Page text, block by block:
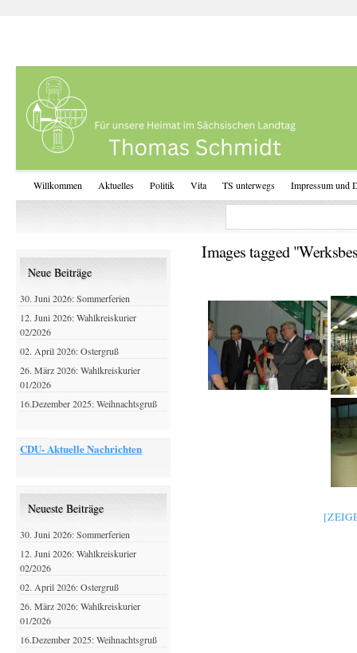
Willkommen Aktuelles Politik Vita TS unterwegs Impressum und
Images tagged
Neue Beiträge
30. Juni 2026: Sommerferien
12. Juni 2026: Wahlkreiskurier
02/2026
02. April 2026: Ostergruß
26. März 2026: Wahlkreiskurier
01/2026
16.Dezember 2025: Weihnachtsgruß
CDU- Aktuelle Nachrichten
Neueste Beiträge
30. Juni 2026: Sommerferien
12. Juni 2026: Wahlkreiskurier
02/2026
02. April 2026: Ostergruß
26. März 2026: Wahlkreiskurier
01/2026
16.Dezember 2025: Weihnachtsgruß